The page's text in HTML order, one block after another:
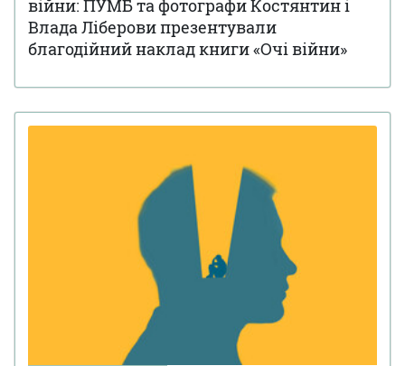
війни: ПУМБ та фотографи Костянтин і
Влада Ліберови презентували
благодійний наклад книги «Очі війни»